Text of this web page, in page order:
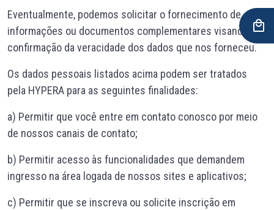
Eventualmente, podemos solicitar o fornecimento de
informações ou documentos complementares visando a
confirmação da veracidade dos dados que nos forneceu.
Os dados pessoais listados acima podem ser tratados
pela HYPERA para as seguintes finalidades:
a) Permitir que você entre em contato conosco por meio
de nossos canais de contato;
b) Permitir acesso às funcionalidades que demandem
ingresso na área logada de nossos sites e aplicativos;
c) Permitir que se inscreva ou solicite inscrição em